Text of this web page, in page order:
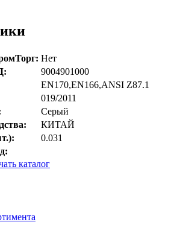
Нет
9004901000
EN170,EN166,ANSI Z87.1
019/2011
Серый
КИТАЙ
0.031
каталог